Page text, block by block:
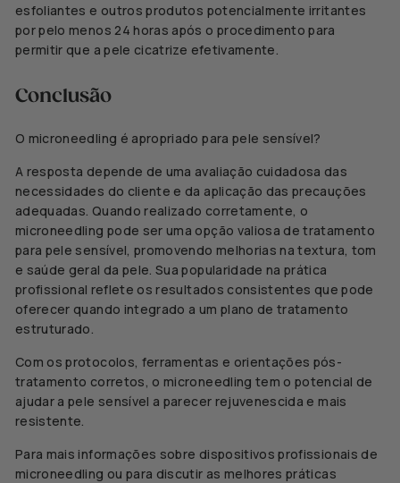
esfoliantes e outros produtos potencialmente irritantes
por pelo menos 24 horas após o procedimento para
permitir que a pele cicatrize efetivamente.
Conclusão
O microneedling é apropriado para pele sensível?
A resposta depende de uma avaliação cuidadosa das
necessidades do cliente e da aplicação das precauções
adequadas. Quando realizado corretamente, o
microneedling pode ser uma opção valiosa de tratamento
para pele sensível, promovendo melhorias na textura, tom
e saúde geral da pele. Sua popularidade na prática
profissional reflete os resultados consistentes que pode
oferecer quando integrado a um plano de tratamento
estruturado.
Com os protocolos, ferramentas e orientações pós-
tratamento corretos, o microneedling tem o potencial de
ajudar a pele sensível a parecer rejuvenescida e mais
resistente.
Para mais informações sobre dispositivos profissionais de
microneedling ou para discutir as melhores práticas